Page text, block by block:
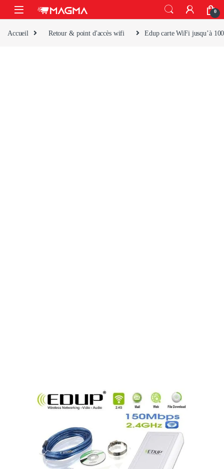
Skip to navigation
Skip to content
Open 0
Accueil Retour & point d'accès wifi Edup carte WiFi jusqu’à